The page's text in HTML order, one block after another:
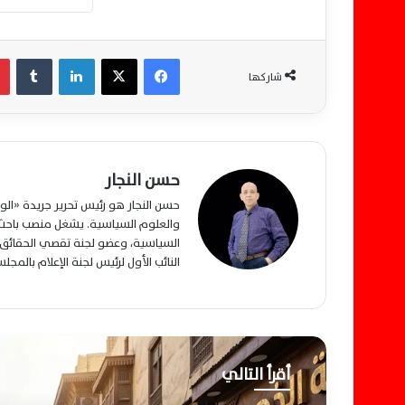
شاركها
فيسبوك ‫X لينكدإن
حسن النجار
حسن النجار هو رئيس تحرير جريدة
والعلوم السياسية. يشغل منصب
السياسية، وعضو لجنة تقصي
النائب الأول لرئيس لجنة الإعلام
أقرأ التالي